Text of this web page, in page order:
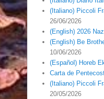
(Italiano) Piccoli
26/06/2026
(English) 2026
(English) Be
10/06/2026
(Español) Horeb
Carta de
(Italiano) Piccoli
20/05/2026